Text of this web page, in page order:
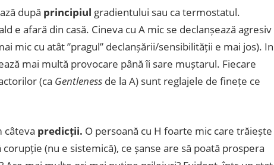
după principiul gradientului sau ca termostatul.
e afară din casă. Cineva cu A mic se declanșează agresiv
mic cu atât ”pragul” declanșării/sensibilității e mai jos). In
mai multă provocare până îi sare muștarul. Fiecare
(ca Gentlenessde la A) sunt reglajele de finețe ce
câteva predicții. O persoană cu H foarte mic care trăiește
(nu e sistemică), ce șanse are să poată prospera